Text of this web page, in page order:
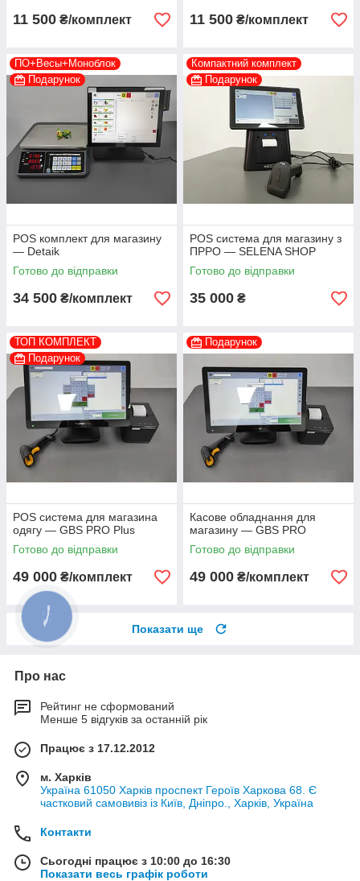
11 500 ₴/комплект 11 500 ₴/комплект
ПО+Весы+Моноблок
Подарунок
POS комплект для магазину
— Detaik
Готово до відправки
34 500 ₴/комплект
Компактний комплект
Подарунок
POS система для магазину з
ПРРО — SELENA SHOP
Готово до відправки
35 000 ₴
ТОП КОМПЛЕКТ
Подарунок
POS система для магазина
одягу — GBS PRO Plus
Готово до відправки
49 000 ₴/комплект
Подарунок
Касове обладнання для
магазину — GBS PRO
Готово до відправки
49 000 ₴/комплект
Показати ще
Про нас
Рейтинг не сформований
Менше 5 відгуків за останній рік
Працює з 17.12.2012
м. Харків
Україна 61050 Харків проспект Героїв Харкова 68. Є
частковий самовивіз із Київ, Дніпро., Харків, Україна
Контакти
Сьогодні працює з 10:00 до 16:30
Показати весь графік роботи